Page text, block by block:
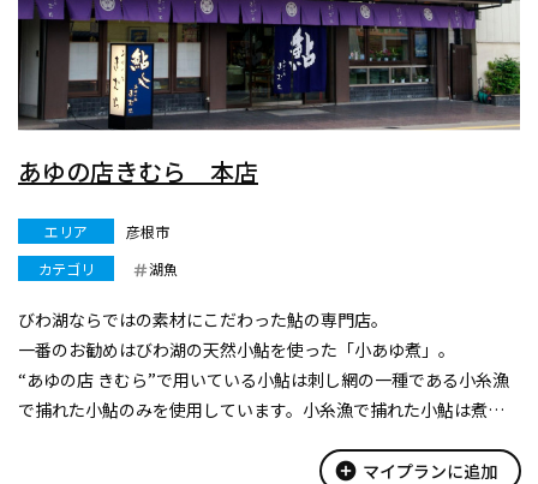
あゆの店きむら 本店
エリア
彦根市
カテゴリ
湖魚
びわ湖ならではの素材にこだわった鮎の専門店。
一番のお勧めはびわ湖の天然小鮎を使った「小あゆ煮」。
“あゆの店 きむら”で用いている小鮎は刺し網の一種である小糸漁
で捕れた小鮎のみを使用しています。小糸漁で捕れた小鮎は煮炊
add_circle マイプランに追加